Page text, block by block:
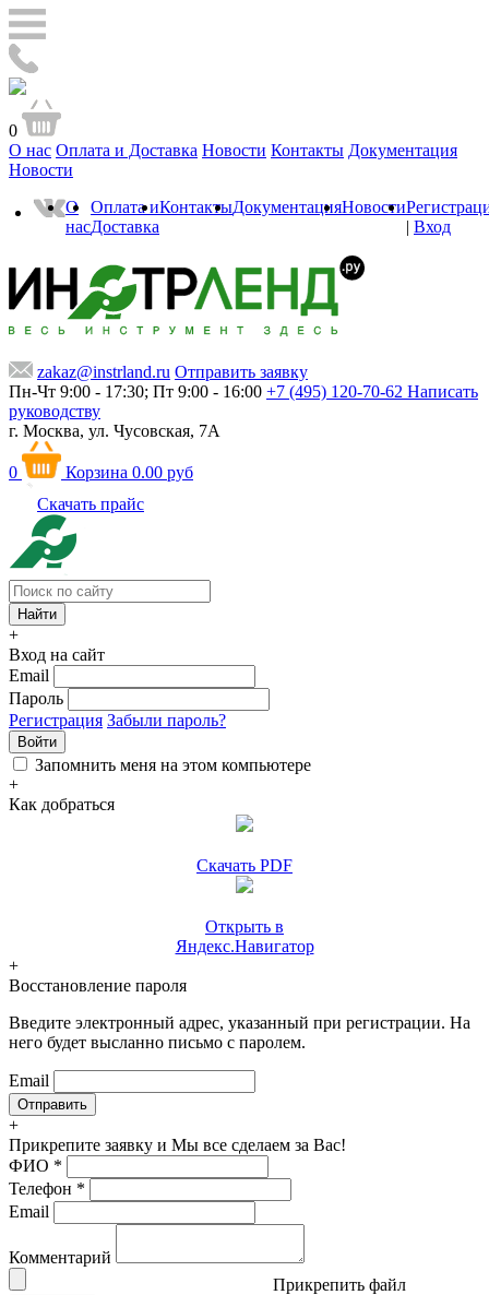
0
О нас Оплата и Доставка Новости Контакты Документация
Новости
О
нас
Оплата и
Доставка
КонтактыДокументацияНовости
| Вход
zakaz@instrland.ru Отправить заявку
Пн-Чт 9:00 - 17:30; Пт 9:00 - 16:00 +7 (495) 120-70-62 Написать
руководству
г. Москва, ул. Чусовская, 7А
0 Корзина 0.00 руб
Скачать прайс
+
Вход на сайт
Email
Пароль
Регистрация Забыли пароль?
Войти
Запомнить меня на этом компьютере
+
Как добраться
Скачать PDF
Открыть в
Яндекс.Навигатор
+
Восстановление пароля
Введите электронный адрес, указанный при регистрации. На
него будет высланно письмо с паролем.
Email
+
Прикрепите заявку и Мы все сделаем за Вас!
ФИО *
Телефон *
Email
Комментарий
Прикрепить файл